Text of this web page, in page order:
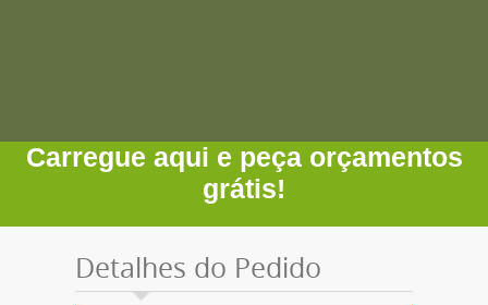
Carregue aqui e peça orçamentos
grátis!
Detalhes do Pedido